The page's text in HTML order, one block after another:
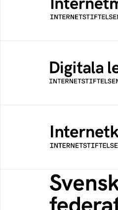
Ett digitalt museum
av
Öppen digital lärresurs
för alla stadier i
Samlad kunskap som
säker och medveten
Svenska
Grunden för